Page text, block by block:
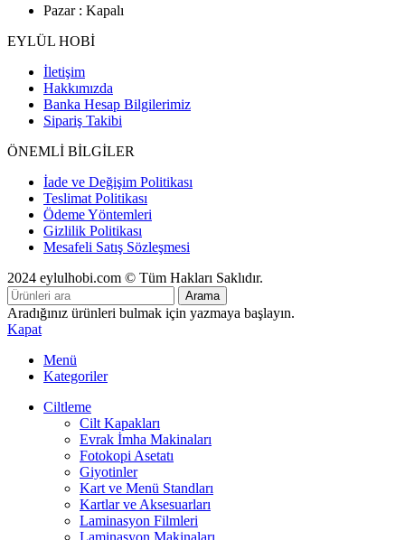
Pazar : Kapalı
EYLÜL HOBİ
İletişim
Hakkımızda
Banka Hesap Bilgilerimiz
Sipariş Takibi
ÖNEMLİ BİLGİLER
İade ve Değişim Politikası
Teslimat Politikası
Ödeme Yöntemleri
Gizlilik Politikası
Mesafeli Satış Sözleşmesi
2024 eylulhobi.com © Tüm Hakları Saklıdır.
Arama
Aradığınız ürünleri bulmak için yazmaya başlayın.
Kapat
Menü
Kategoriler
Ciltleme
Cilt Kapakları
Evrak İmha Makinaları
Fotokopi Asetatı
Giyotinler
Kart ve Menü Standları
Kartlar ve Aksesuarları
Laminasyon Filmleri
Laminasyon Makinaları